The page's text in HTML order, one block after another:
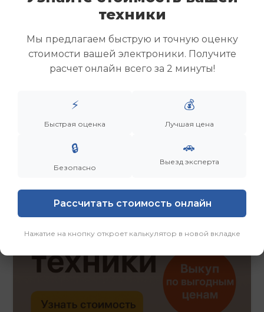
Скупка ноутбуков
Скупка ультрабуков
Скупка игровых ноутбуков
Скупка рабочих ноутбуков
Скупка старых ноутбуков (б/у)
Заказать Смотреть еще
техники
Мы предлагаем быструю и точную оценку
стоимости вашей электроники. Получите
расчет онлайн всего за 2 минуты!
⚡
Быстрая оценка
💰
Лучшая цена
🔒
Безопасно
🚗
Выезд эксперта
Рассчитать стоимость онлайн
Нажатие на кнопку откроет калькулятор в новой вкладке